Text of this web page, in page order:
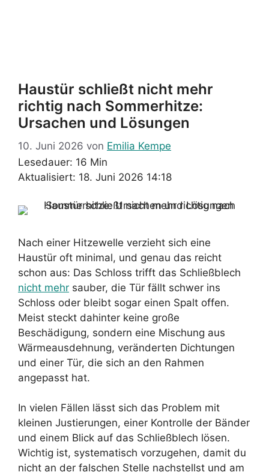
Haustür schließt nicht mehr
richtig nach Sommerhitze:
Ursachen und Lösungen
10. Juni 2026 von Emilia Kempe
Lesedauer: 16 Min
Aktualisiert: 18. Juni 2026 14:18
Nach einer Hitzewelle verzieht sich eine
Haustür oft minimal, und genau das reicht
schon aus: Das Schloss trifft das Schließblech
nicht mehr sauber, die Tür fällt schwer ins
Schloss oder bleibt sogar einen Spalt offen.
Meist steckt dahinter keine große
Beschädigung, sondern eine Mischung aus
Wärmeausdehnung, veränderten Dichtungen
und einer Tür, die sich an den Rahmen
angepasst hat.
In vielen Fällen lässt sich das Problem mit
kleinen Justierungen, einer Kontrolle der Bänder
und einem Blick auf das Schließblech lösen.
Wichtig ist, systematisch vorzugehen, damit du
nicht an der falschen Stelle nachstellst und am